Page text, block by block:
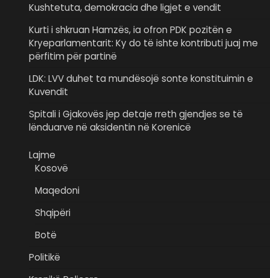
Kushtetuta, demokracia dhe ligjet e vendit
Kurti i shkruan Hamzës, ia ofron PDK pozitën e
Kryeparlamentarit: Ky do të ishte kontributi juaj me
përfitim për partinë
LDK: LVV duhet ta mundësojë sonte konstituimin e
Kuvendit
Spitali i Gjakovës jep detaje rreth gjendjes se të
lënduarve në aksidentin në Korenicë
Lajme
Kosovë
Maqedoni
Shqipëri
Botë
Politikë